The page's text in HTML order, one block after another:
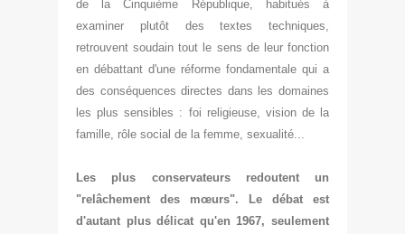
de la Cinquième République, habitués à
examiner plutôt des textes techniques,
retrouvent soudain tout le sens de leur fonction
en débattant d'une réforme fondamentale qui a
des conséquences directes dans les domaines
les plus sensibles : foi religieuse, vision de la
famille, rôle social de la femme, sexualité...
Les plus conservateurs redoutent un
"relâchement des mœurs". Le débat est
d'autant plus délicat qu'en 1967, seulement